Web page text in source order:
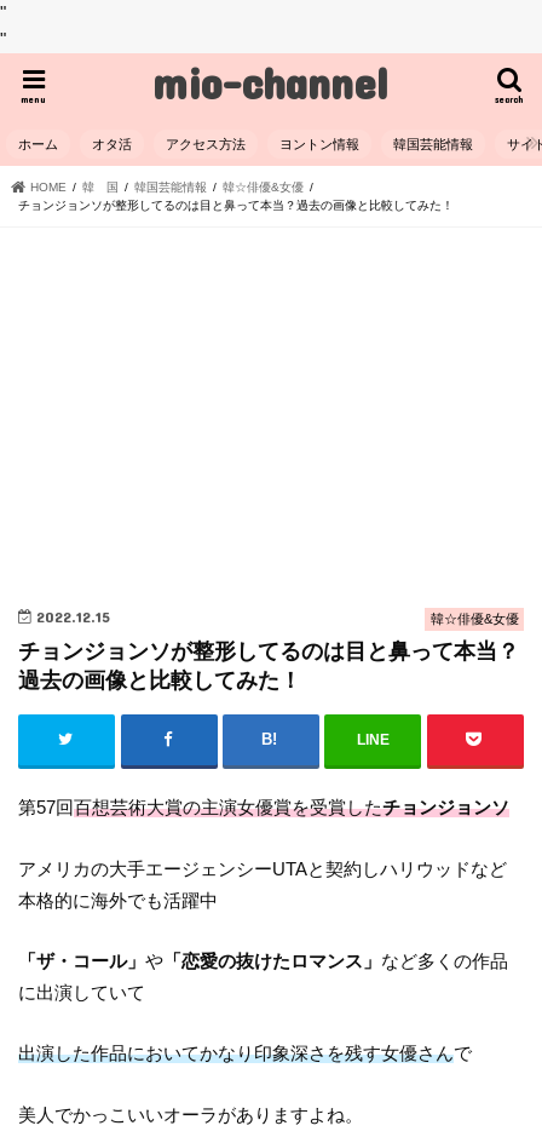
"
"
mio-channel search
menu
ホーム オタ活 アクセス方法 ヨントン情報 韓国芸能情報 サイ
HOME 韓 国 韓国芸能情報
韓☆俳優&女優
チョンジョンソが整形してるのは目と鼻って本当？過去の画像と比較してみた！
韓☆俳優&女優
2022.12.15
チョンジョンソが整形してるのは目と鼻って本当？
過去の画像と比較してみた！
LINE
第57回百想芸術大賞の主演女優賞を受賞したチョンジョンソ
アメリカの大手エージェンシーUTAと契約しハリウッドなど
本格的に海外でも活躍中
「ザ・コール」や 「恋愛の抜けたロマンス」 など多くの作品
に出演していて
出演した作品においてかなり印象深さを残す女優さんで
美人でかっこいいオーラがありますよね。